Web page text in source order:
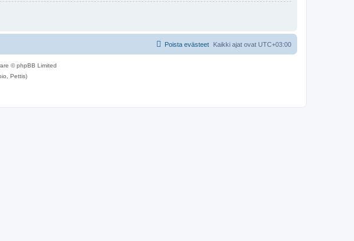
Kaikki ajat ovat UTC+03:00
Poista evästeet
© phpBB Limited
Pettis)